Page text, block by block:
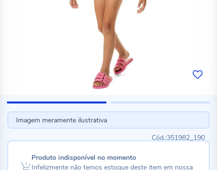
Imagem meramente ilustrativa
351982_190
Produto indisponível no momento
Infelizmente não temos estoque deste item em nossa